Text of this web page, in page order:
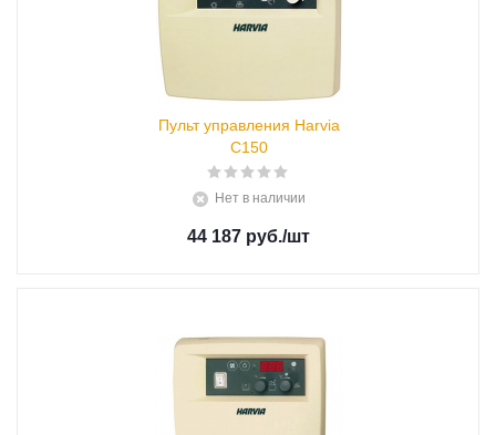
Пульт управления Harvia
C150
Нет в наличии
44 187 руб./шт